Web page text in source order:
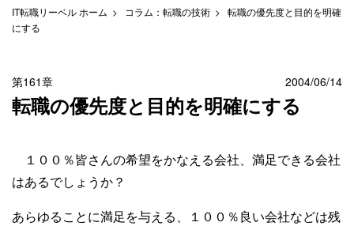
IT転職リーベル ホーム コラム：転職の技術
転職の優先度と目的を明確
にする
第161章 2004/06/14
転職の優先度と目的を明確にする
１００％皆さんの希望をかなえる会社、満足できる会社
はあるでしょうか？
あらゆることに満足を与える、１００％良い会社などは残